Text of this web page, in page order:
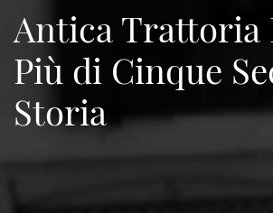
Antica Trattoria
Più di Cinque
Storia